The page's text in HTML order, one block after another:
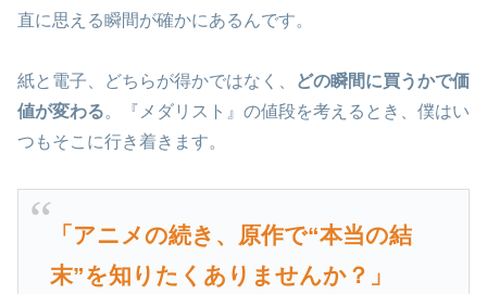
直に思える瞬間が確かにあるんです。
紙と電子、どちらが得かではなく、
どの瞬間に買うかで価
値が変わる。『メダリスト』の値段を考えるとき、僕はい
つもそこに行き着きます。
「アニメの続き、原作で“本当の結
末”を知りたくありませんか？」